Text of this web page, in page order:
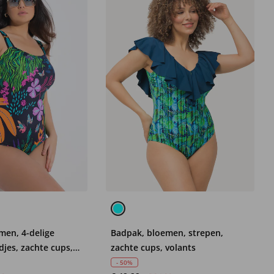
4-delige
zachte cups,
Badpak, bloemen, strepen,
zachte cups, volants
- 50%